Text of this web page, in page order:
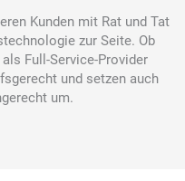
Kunden mit Rat und Tat
zur Seite. Ob
als Full -Service-Provider
und setzen auch
um.